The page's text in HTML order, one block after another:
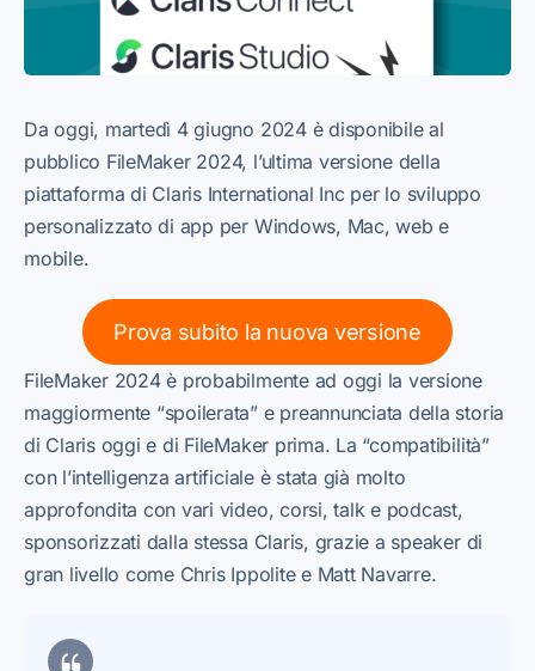
Da oggi, martedì 4 giugno 2024 è disponibile al
pubblico FileMaker 2024, l’ultima versione della
piattaforma di Claris International Inc per lo sviluppo
personalizzato di app per Windows, Mac, web e
mobile.
Prova subito la nuova versione
FileMaker 2024 è probabilmente ad oggi la versione
maggiormente “spoilerata” e preannunciata della storia
di Claris oggi e di FileMaker prima. La “compatibilità”
con l’intelligenza artificiale è stata già molto
approfondita con vari video, corsi, talk e podcast,
sponsorizzati dalla stessa Claris, grazie a speaker di
gran livello come Chris Ippolite e Matt Navarre.